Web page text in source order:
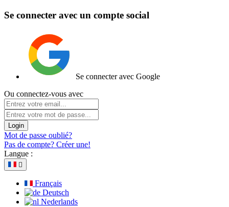
Se connecter avec un compte social
Se connecter avec Google
Ou connectez-vous avec
Login
Mot de passe oublié?
Pas de compte? Créer une!
Langue :

Français
Deutsch
Nederlands